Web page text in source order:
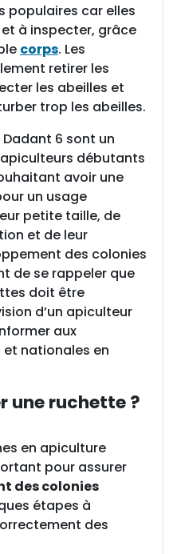
populaires car elles
à inspecter, grâce
corps. Les
retirer les
les abeilles et
trop les abeilles.
6 sont un
débutants
avoir une
un usage
petite taille, de
et de leur
des colonies
de se rappeler que
doit être
d’un apiculteur
aux
nationales en
une ruchette ?
en apiculture
pour assurer
des colonies
étapes à
des